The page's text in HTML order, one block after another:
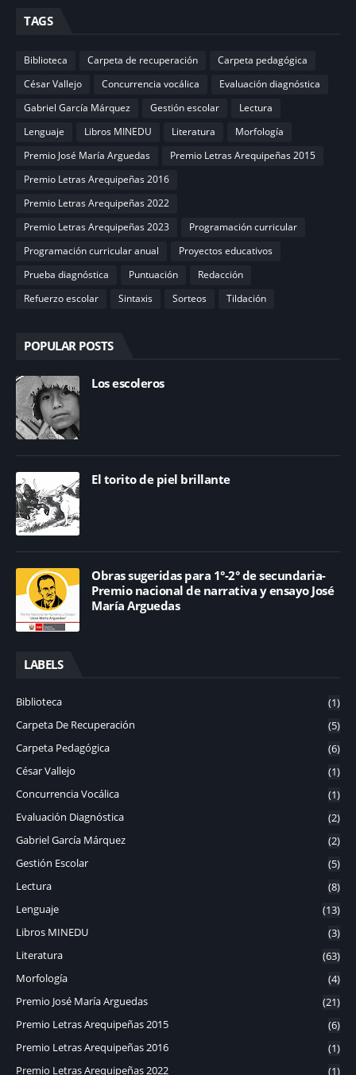
TAGS
Biblioteca Carpeta de recuperación
Carpeta pedagógica
César Vallejo
Concurrencia vocálica
Evaluación diagnóstica
Gabriel García Márquez
Gestión escolar
Lectura
Lenguaje
Libros MINEDU Literatura
Morfología
Premio José María Arguedas
Premio Letras Arequipeñas 2015
Premio Letras Arequipeñas 2016
Premio Letras Arequipeñas 2022
Premio Letras Arequipeñas 2023
Programación curricular
Programación curricular anual
Proyectos educativos
Prueba diagnóstica
Puntuación
Redacción
Refuerzo escolar
Sintaxis Sorteos Tildación
POPULAR POSTS
Los escoleros
El torito de piel brillante
Obras sugeridas para 1°-2° de secundaria-
Premio nacional de narrativa y ensayo José
María Arguedas
LABELS
Biblioteca
(1)
Carpeta De Recuperación
(5)
Carpeta Pedagógica
(6)
César Vallejo
(1)
Concurrencia Vocálica
(1)
Evaluación Diagnóstica
(2)
Gabriel García Márquez
(2)
Gestión Escolar
(5)
Lectura
(8)
Lenguaje
(13)
Libros MINEDU
(3)
Literatura
(63)
Morfología
(4)
Premio José María Arguedas
(21)
Premio Letras Arequipeñas 2015
(6)
Premio Letras Arequipeñas 2016
(1)
Premio Letras Arequipeñas 2022
(1)